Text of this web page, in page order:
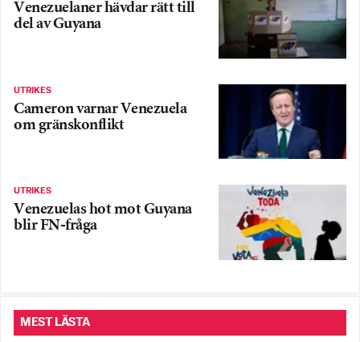
Venezuelaner hävdar rätt till
del av Guyana
UTRIKES
Cameron varnar Venezuela
om gränskonflikt
UTRIKES
Venezuelas hot mot Guyana
blir FN-fråga
MEST LÄSTA